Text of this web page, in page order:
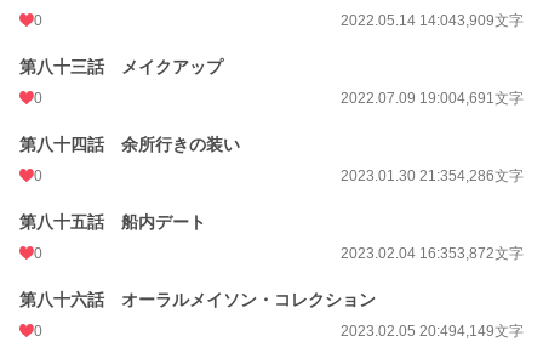
0 2022.05.14 14:043,909文字
第八十三話 メイクアップ
0 2022.07.09 19:004,691文字
第八十四話 余所行きの装い
0 2023.01.30 21:354,286文字
第八十五話 船内デート
0 2023.02.04 16:353,872文字
第八十六話 オーラルメイソン・コレクション
0 2023.02.05 20:494,149文字